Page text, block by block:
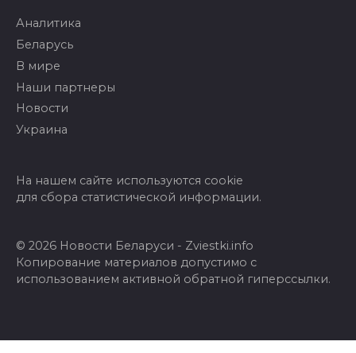
Аналитика
Беларусь
В мире
Наши партнеры
Новости
Украина
На нашем сайте используются cookie
для сбора статистической информации.
© 2026 Новости Беларуси - Zviestki.info
Копирование материалов допустимо с
использованием активной обратной гиперссылки.